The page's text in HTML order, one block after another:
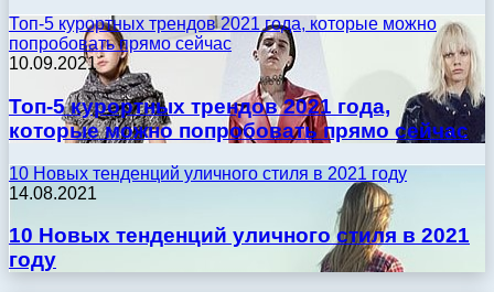
Топ-5 курортных трендов 2021 года, которые можно
попробовать прямо сейчас
10.09.2021
Топ-5 курортных трендов 2021 года,
которые можно попробовать прямо сейчас
10 Новых тенденций уличного стиля в 2021 году
14.08.2021
10 Новых тенденций уличного стиля в 2021
году